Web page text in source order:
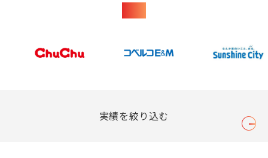
実績を絞り込む